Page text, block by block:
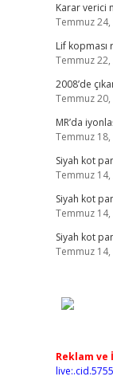
Karar verici
Temmuz 24,
Lif kopması
Temmuz 22,
2008’de
Temmuz 20,
MR’da
Temmuz 18,
Siyah kot
Temmuz 14,
Siyah kot
Temmuz 14,
Siyah kot
Temmuz 14,
Reklam ve